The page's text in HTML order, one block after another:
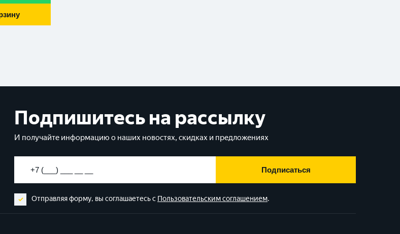
Подпишитесь на рассылку
И получайте информацию о наших новостях, скидках и предложениях
Подписаться
Отправляя форму, вы соглашаетесь с Пользовательским соглашением.